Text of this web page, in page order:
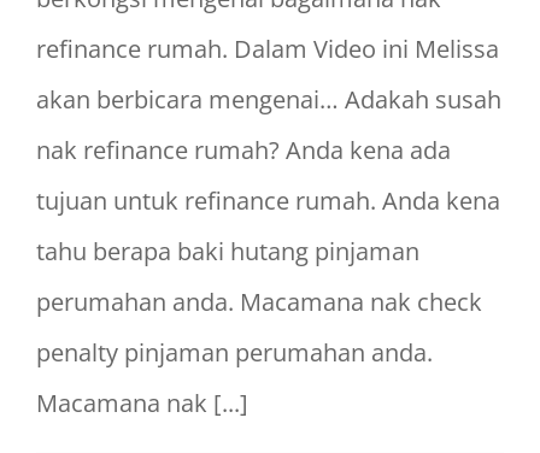
refinance rumah. Dalam Video ini Melissa
akan berbicara mengenai… Adakah susah
nak refinance rumah? Anda kena ada
tujuan untuk refinance rumah. Anda kena
tahu berapa baki hutang pinjaman
perumahan anda. Macamana nak check
penalty pinjaman perumahan anda.
Macamana nak [...]